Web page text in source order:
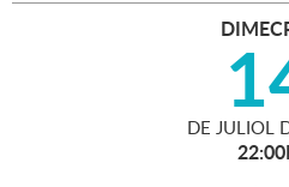
DE JULIOL